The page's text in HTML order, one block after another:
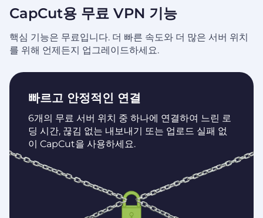
CapCut용 무료 VPN 기능
핵심 기능은 무료입니다. 더 빠른 속도와 더 많은 서버 위치
를 위해 언제든지 업그레이드하세요.
빠르고 안정적인 연결
6개의 무료 서버 위치 중 하나에 연결하여 느린 로
딩 시간, 끊김 없는 내보내기 또는 업로드 실패 없
이 CapCut을 사용하세요.